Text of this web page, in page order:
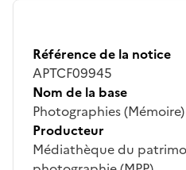
Référence de la notice
APTCF09945
Nom de la base
Photographies (Mémoire)
Producteur
Médiathèque du